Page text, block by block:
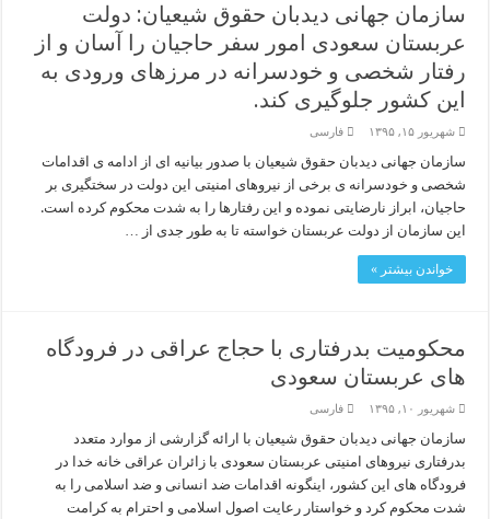
سازمان جهانی دیدبان حقوق شیعیان: دولت
عربستان سعودی امور سفر حاجیان را آسان و از
رفتار شخصی و خودسرانه در مرزهای ورودی به
این کشور جلوگیری کند.
شهریور ۱۵, ۱۳۹۵ فارسی
سازمان جهانی دیدبان حقوق شیعیان با صدور بیانیه ای از ادامه ی اقدامات
شخصی و خودسرانه ی برخی از نیروهای امنیتی این دولت در سختگیری بر
حاجیان، ابراز نارضایتی نموده و این رفتارها را به شدت محکوم کرده است.
این سازمان از دولت عربستان خواسته تا به طور جدی از …
خواندن بیشتر »
محکومیت بدرفتاری با حجاج عراقی در فرودگاه
های عربستان سعودی
شهریور ۱۰, ۱۳۹۵ فارسی
سازمان جهانی دیدبان حقوق شیعیان با ارائه گزارشی از موارد متعدد
بدرفتاری نیروهای امنیتی عربستان سعودی با زائران عراقی خانه خدا در
فرودگاه های این کشور، اینگونه اقدامات ضد انسانی و ضد اسلامی را به
شدت محکوم کرد و خواستار رعایت اصول اسلامی و احترام به کرامت